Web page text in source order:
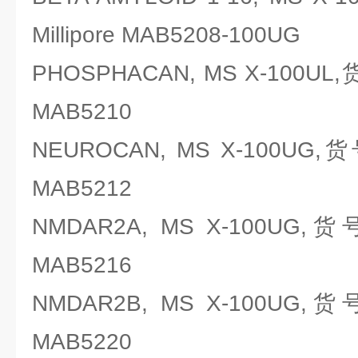
Millipore MAB5208-100UG
PHOSPHACAN, MS X-100UL,
MAB5210
NEUROCAN, MS X-100UG,
MAB5212
NMDAR2A, MS X-100UG,
MAB5216
NMDAR2B, MS X-100UG,
MAB5220